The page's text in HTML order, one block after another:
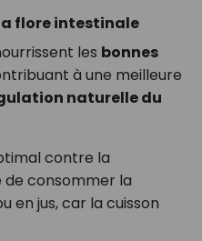
flore intestinale
les bonnes
à une meilleure
naturelle du
contre la
de consommer la
en jus, car la cuisson